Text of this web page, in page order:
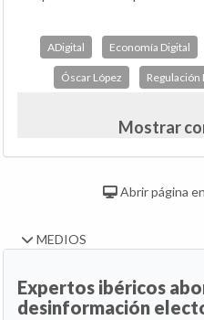
ADigital Economía Digital
Óscar López Regulación
Mostrar
Abrir página
MEDIOS
Expertos ibéricos
desinformación